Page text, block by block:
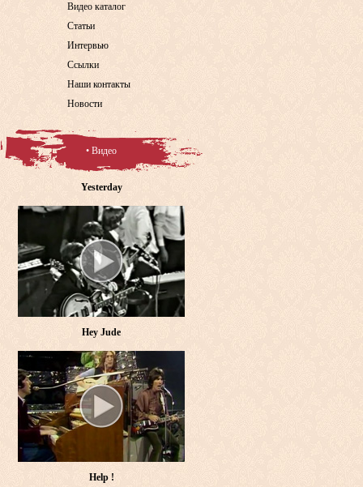
Видео каталог
Статьи
Интервью
Ссылки
Наши контакты
Новости
• Видео
Yesterday
Hey Jude
Help !